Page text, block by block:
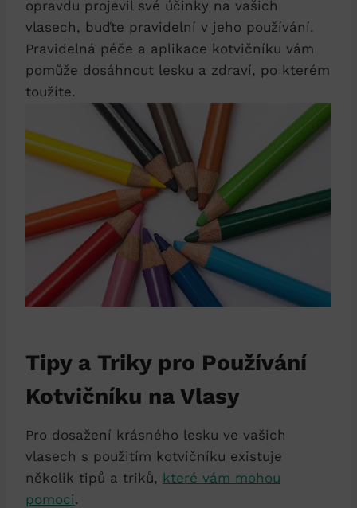
opravdu projevil své účinky na vašich
vlasech, buďte pravidelní v jeho používání.
Pravidelná péče a aplikace kotvičníku vám
pomůže dosáhnout lesku a zdraví, po kterém
toužíte.
Tipy a Triky pro Používání
Kotvičníku na Vlasy
Pro dosažení krásného lesku ve vašich
vlasech s použitím kotvičníku existuje
několik tipů a triků, které vám mohou
pomoci.